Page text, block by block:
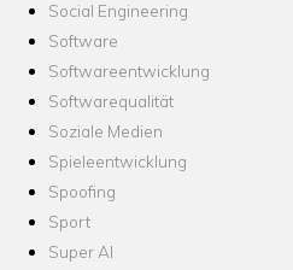
Social Engineering
Software
Softwareentwicklung
Softwarequalität
Soziale Medien
Spieleentwicklung
Spoofing
Sport
Super AI